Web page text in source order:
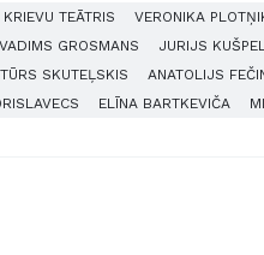
TEĀTRIS VERONIKA
VADIMS GROSMANS JURIJS
SKUTEĻSKIS ANATOLIJS
ELĪNA BARTKEVIČA